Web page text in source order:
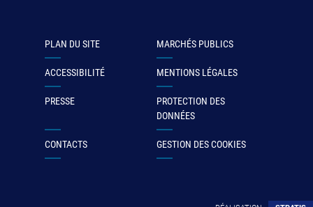
PLAN DU SITE MARCHÉS PUBLICS
ACCESSIBILITÉ MENTIONS LÉGALES
PRESSE
PROTECTION DES
DONNÉES
CONTACTS GESTION DES COOKIES